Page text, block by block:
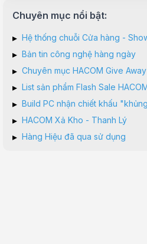
Chuyên mục nổi bật:
▸ Hệ thống chuỗi Cửa hàng -
▸ Bản tin công nghệ hàng ngày
▸ Chuyên mục HACOM Give
▸ List sản phẩm Flash Sale
▸ Build PC nhận chiết khấu
▸ HACOM Xả Kho - Thanh Lý
▸ Hàng Hiệu đã qua sử dụng